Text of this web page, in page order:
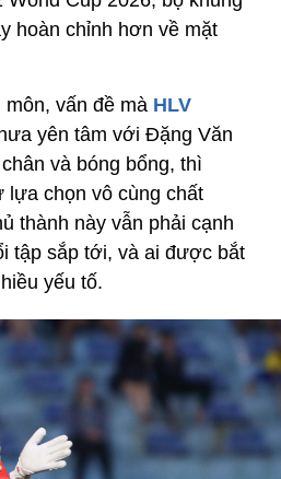
hoàn chỉnh hơn về mặt
vấn đề mà HLV
yên tâm với Đặng Văn
và bóng bổng, thì
lựa chọn vô cùng chất
thành này vẫn phải cạnh
tập sắp tới, và ai được bắt
yếu tố.